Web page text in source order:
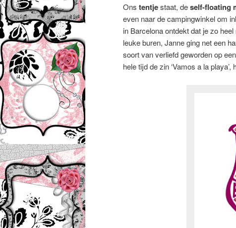
Ons tentjestaat, deself-floating
even naar de campingwinkel om
in Barcelona ontdekt dat je zo heel
leuke buren, Janne ging net een
soort van verliefd geworden op
hele tijd de zin ‘Vamos a la playa’,